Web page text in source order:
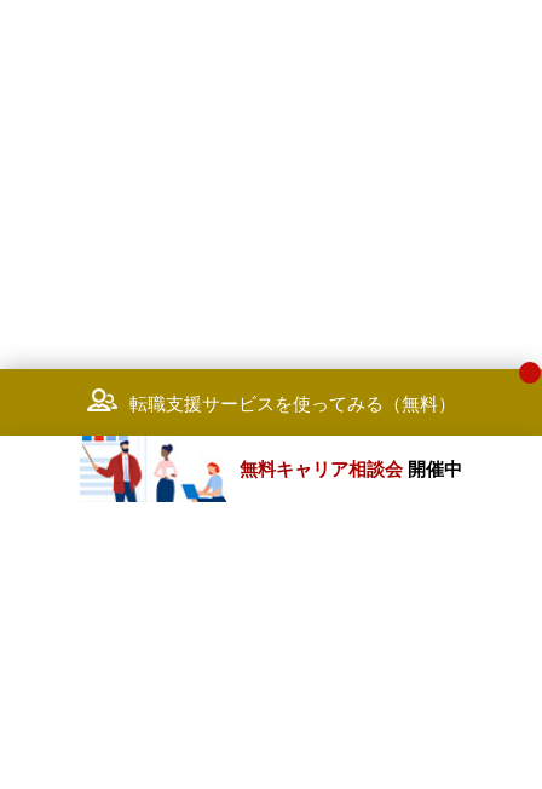
転職支援サービスを使ってみる（無料）
無料キャリア相談会 開催中